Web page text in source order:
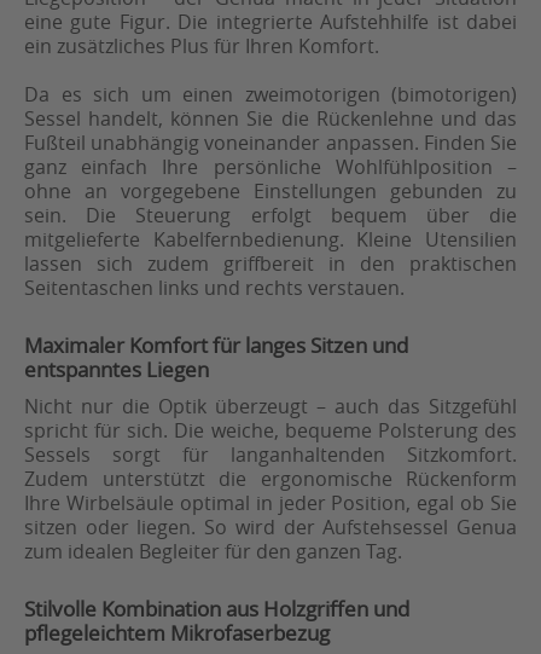
eine gute Figur. Die integrierte Aufstehhilfe ist dabei
ein zusätzliches Plus für Ihren Komfort.
Da es sich um einen zweimotorigen (bimotorigen)
Sessel handelt, können Sie die Rückenlehne und das
Fußteil unabhängig voneinander anpassen. Finden Sie
ganz einfach Ihre persönliche Wohlfühlposition –
ohne an vorgegebene Einstellungen gebunden zu
sein. Die Steuerung erfolgt bequem über die
mitgelieferte Kabelfernbedienung. Kleine Utensilien
lassen sich zudem griffbereit in den praktischen
Seitentaschen links und rechts verstauen.
Maximaler Komfort für langes Sitzen und
entspanntes Liegen
Nicht nur die Optik überzeugt – auch das Sitzgefühl
spricht für sich. Die weiche, bequeme Polsterung des
Sessels sorgt für langanhaltenden Sitzkomfort.
Zudem unterstützt die ergonomische Rückenform
Ihre Wirbelsäule optimal in jeder Position, egal ob Sie
sitzen oder liegen. So wird der Aufstehsessel Genua
zum idealen Begleiter für den ganzen Tag.
Stilvolle Kombination aus Holzgriffen und
pflegeleichtem Mikrofaserbezug